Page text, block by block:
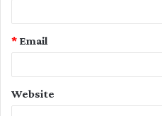
Email
*
Website